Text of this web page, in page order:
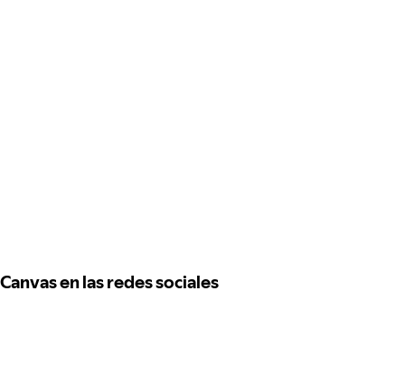
Canvas en las redes sociales